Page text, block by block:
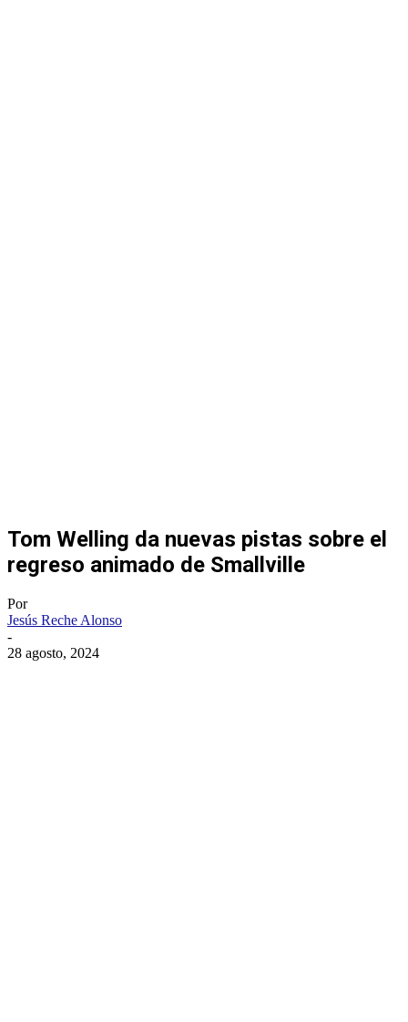
Tom Welling da nuevas pistas sobre el
regreso animado de Smallville
Por
Jesús Reche Alonso
-
28 agosto, 2024